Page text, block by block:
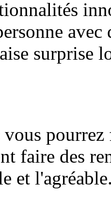
avec
surprise
pourrez
faire des
et